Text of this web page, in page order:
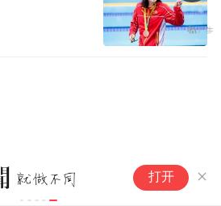
周年+故宫百年，官
「龙马双盘」终于现
打开